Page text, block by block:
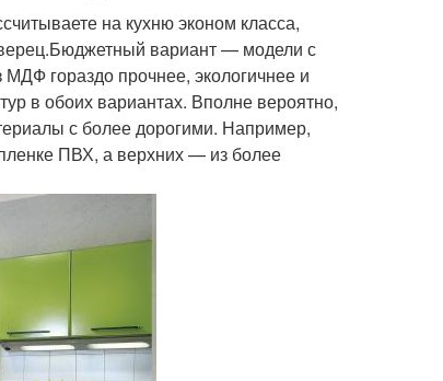
на кухню эконом класса,
вариант — модели с
гораздо прочнее, экологичнее и
в обоих вариантах. Вполне вероятно,
с более дорогими. Например,
ПВХ, а верхних — из более